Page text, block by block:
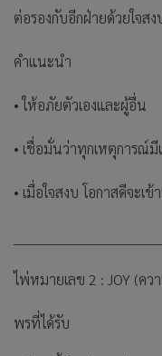
ต่อรองกับอีกฝ่ายด้วยใจสง
คำแนะนำ
• ให้อภัยตัวเองและผู้อื่น
• เชื่อมั่นว่าทุกเหตุการณ์
• เมื่อใจสงบ โอกาสดีจะเข้
ไพ่หมายเลข 2 : JOY (คว
พรที่ได้รับ